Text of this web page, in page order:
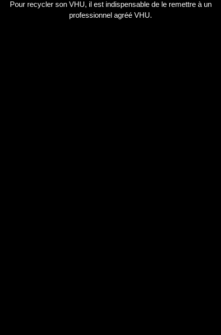
Pour recycler son VHU, il est indispensable de le remettre à un
professionnel agréé VHU.